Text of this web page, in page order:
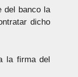
del banco la
dicho
la firma del